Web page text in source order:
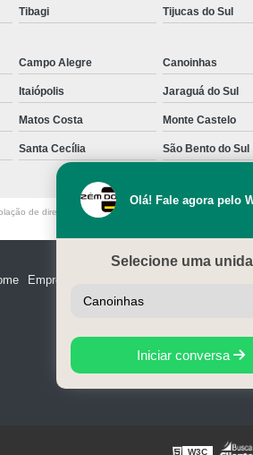
Tibagi Tijucas do Sul
Campo Alegre Canoinhas
Itaiópolis Jaraguá do Sul
Matos Costa Monte Castelo
Santa Cecília São Bento do Sul
de direito autoral – artigo 184 do Código Penal –
Empresa
Olá! Fale agora pelo
Selecione uma
Iniciar conversa
W3C